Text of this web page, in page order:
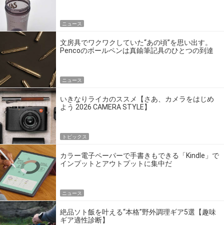
ニュース
文房具でワクワクしていた“あの頃”を思い出す。
Pencoのボールペンは真鍮筆記具のひとつの到達
ニュース
いきなりライカのススメ【さあ、カメラをはじめ
よう 2026 CAMERA STYLE】
トピックス
カラー電子ペーパーで手書きもできる「Kindle」で
インプットとアウトプットに集中だ
ニュース
絶品ソト飯を叶える“本格”野外調理ギア5選【趣味
ギア適性診断】